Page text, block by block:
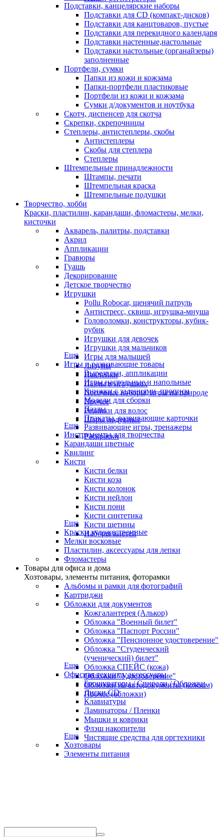
Подставки, канцелярские наборы
Подставки для CD (компакт-дисков)
Подставки для канцтоваров, пустые
Подставки для перекидного календаря
Подставки настенные,настольные
Подставки настольные (органайзеры)
заполненные
Портфели, сумки
Папки из кожи и кожзама
Папки-портфели пластиковые
Портфели из кожи и кожзама
Сумки д/документов и ноутбука
Скотч, диспенсер для скотча
Скрепки, скрепочницы
Степлеры, антистеплеры, скобы
Антистеплеры
Скобы для степлера
Степлеры
Штемпельные принадлежности
Штампы, печати
Штемпельная краска
Штемпельные подушки
Творчество, хобби
Краски, пластилин, карандаши, фломастеры, мелки,
кисточки
Акварель, палитры, подставки
Акрил
Аппликации
Гравюры
Гуашь
Декорирование
Детское творчество
Игрушки
Pollu Robocar, щенячий патруль
Антистресс, сквиш, игрушка-мнуша
Головоломки, конструкторы, кубик-
рубик
Игрушки для девочек
Игрушки для мальчиков
Игры для малышей
Лизуны
Наклейки
Пазлы в игрушках
Песочные наборы, игры на природе
Прочее
Резинки для волос
Шары надувные
Еще
Игры и развивающие товары
Вырезалки, аппликации
Игры настольные и напольные
Книжки с заданиями, прописи
Модели для сборки
Пазлы
Плакаты, развивающие карточки
Развивающие игры, тренажеры
Раскраски
Еще
Инструменты для творчества
Карандаши цветные
Квилинг
Кисти
Кисти белки
Кисти коза
Кисти колонок
Кисти нейлон
Кисти пони
Кисти синтетика
Кисти щетины
Наборы кистей
Еще
Краски художественные
Мелки восковые
Пластилин, аксессуары для лепки
Фломастеры
Товары для офиса и дома
Хозтовары, элементы питания, фоторамки
Альбомы и рамки для фотографий
Картриджи
Обложки для документов
Кожгалантерея (Алькор)
Обложка "Военный билет"
Обложка "Паспорт России"
Обложка "Пенсионное удостоверение"
Обложка "Студенческий
(ученический) билет"
Обложка СПЕЙС (кожа)
Обложки "Удостоверение"
Обложки на автодокументы (кожзам)
Прочее (обложки)
Еще
Офисная техника, аксессуары
Брошураторы / Спирали / Обложки
Диски CD
Клавиатуры
Ламинаторы / Пленки
Мышки и коврики
Флэш накопители
Чистящие средства для оргтехники
Еще
Хозтовары
Элементы питания